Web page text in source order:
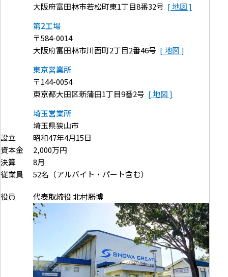
大阪府富田林市若松町東1丁目8番32号
第2工場
584-0014
大阪府富田林市川面町2丁目2番46号
東京営業所
144-0054
東京都大田区新蒲田1丁目9番2号
埼玉営業所
埼玉県狭山市
設立
昭和47年4月15日
資本金
2,000万円
決算
8月
従業員
52名（アルバイト・パート含む）
役員 代表取締役 北村勝博